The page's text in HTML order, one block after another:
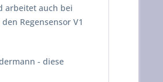
arbeitet auch bei
Regensensor V1
- diese